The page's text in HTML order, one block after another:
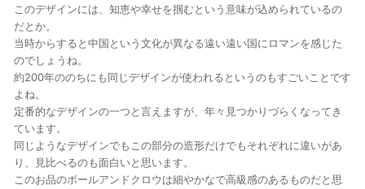
このデザインには、知恵や幸せを掴むという意味が込められているの
だとか。
当時からすると中国という文化が異なる遠い遠い国にロマンを感じた
のでしょうね。
約200年ののちにも同じデザインが使われるというのもすごいことです
よね。
定番的なデザインの一つと言えますが、年々見つかりづらくなってき
ています。
同じようなデザインでもこの部分の造形だけでもそれぞれに違いがあ
り、見比べるのも面白いと思います。
このお品のボールアンドクロウは細やかなで高級感のあるものだと思